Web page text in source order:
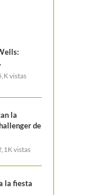
vistas
la
de
vistas
la fiesta